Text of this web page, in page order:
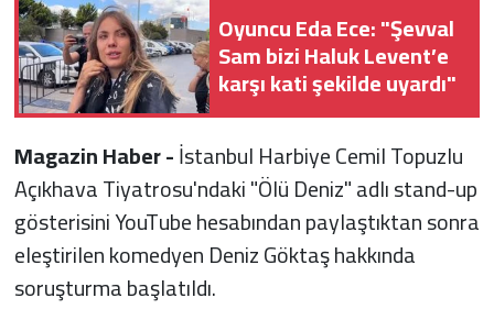
Oyuncu Eda Ece: "Şevval
Sam bizi Haluk Levent’e
karşı kati şekilde uyardı"
Magazin Haber -İstanbul Harbiye Cemil Topuzlu
Açıkhava Tiyatrosu'ndaki "Ölü Deniz" adlı stand-up
gösterisini YouTube hesabından paylaştıktan sonra
eleştirilen komedyen Deniz Göktaş hakkında
soruşturma başlatıldı.